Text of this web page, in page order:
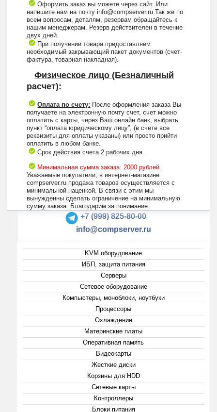
Оформить заказ вы можете через сайт. Или
напишите нам на почту info@compserver.ru Так же по
всем вопросам, деталям, резервам обращайтесь к
нашим менеджерам. Резерв действителен в течение
двух дней.
При получении товара предоставляем
необходимый закрывающий пакет документов (счет-
фактура, товарная накладная).
Физическое лицо (Безналичный
расчет):
Оплата по счету: После оформления заказа Вы
получаете на электронную почту счет, счет можно
оплатить с карты, через Ваш онлайн банк, выбрать
пункт “оплата юридическому лицу”, (в счете все
реквизиты для оплаты указаны) или просто прийти
оплатить в любом банке.
Срок действия счета 2 рабочих дня.
Минимальная сумма заказа: 2000 рублей.
Уважаемые покупатели, в интернет-магазине
compserver.ru продажа товаров осуществляется с
минимальной наценкой. В связи с этим мы
вынужденны сделать ограничение на минимальную
сумму заказа. Благодарим за понимание.
+7 (495) 223-13-47
+7 (999) 825-80-00
info@compserver.ru
KVM оборудование
ИБП, защита питания
Серверы
Сетевое оборудование
Компьютеры, моноблоки, ноутбуки
Процессоры
Охлаждение
Материнские платы
Оперативная память
Видеокарты
Жесткие диски
Корзины для HDD
Сетевые карты
Контроллеры
Блоки питания